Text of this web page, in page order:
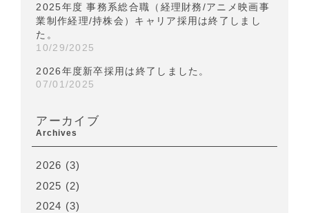
2025年度 事務系総合職（経理財務/アニメ映画事
業制作経理/持株会）キャリア採用は終了しまし
た。
10/29/2025
2026年度新卒採用は終了しました。
07/01/2025
アーカイブ
Archives
2026 (3)
2025 (2)
2024 (3)